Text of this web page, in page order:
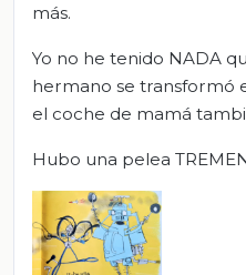
más.
Yo no he tenido NADA
hermano se transformó
el coche de mamá
Hubo una pelea